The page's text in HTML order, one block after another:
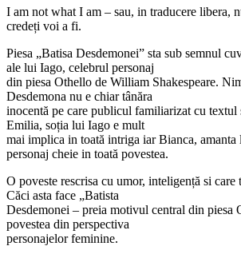
I am not what I am – sau, in traducere libera,
credeți voi a fi.
Piesa „Batisa Desdemonei” sta sub semnul
ale lui Iago, celebrul personaj
din piesa Othello de William Shakespeare.
Desdemona nu e chiar tânăra
inocentă pe care publicul familiarizat cu textul
Emilia, soția lui Iago e mult
mai implica in toată intriga iar Bianca, amanta
personaj cheie in toată povestea.
O poveste rescrisa cu umor, inteligență si care
Căci asta face „Batista
Desdemonei – preia motivul central din piesa
povestea din perspectiva
personajelor feminine.